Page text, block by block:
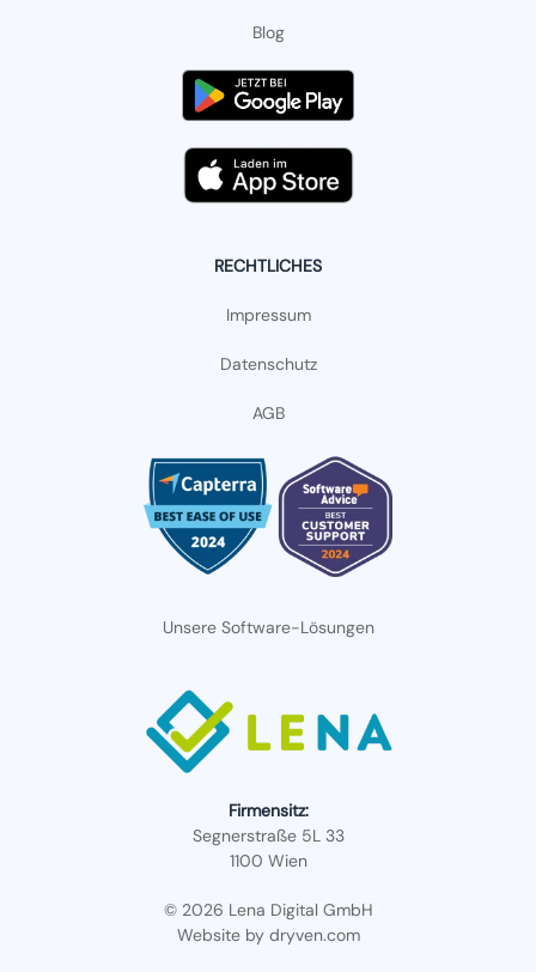
Blog
RECHTLICHES
Impressum
Datenschutz
AGB
Unsere Software-Lösungen
Firmensitz:
Segnerstraße 5L 33
1100 Wien
© 2026 Lena Digital GmbH
Website by dryven.com